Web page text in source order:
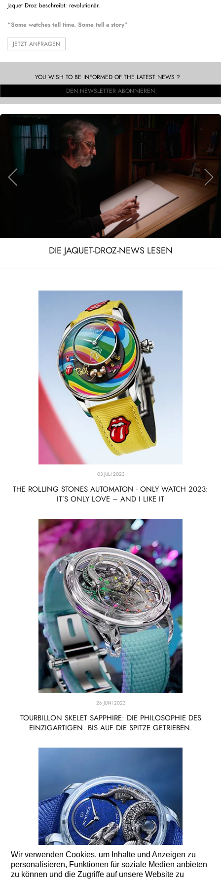
Wir verwenden Cookies, um Inhalte und Anzeigen zu
personalisieren, Funktionen für soziale Medien anbieten
zu können und die Zugriffe auf unsere Website zu
Jaquet Droz beschreibt: revolutionär.
“Some watches tell time. Some tell a story”
JETZT ANFRAGEN
YOU WISH TO BE INFORMED OF THE LATEST NEWS ?
DEN NEWSLETTER ABONNIEREN
DIE JAQUET-DROZ-NEWS LESEN
03 JULI 2023
THE ROLLING STONES AUTOMATON - ONLY WATCH 2023:
IT’S ONLY LOVE – AND I LIKE IT
26 JUNI 2023
TOURBILLON SKELET SAPPHIRE: DIE PHILOSOPHIE DES
EINZIGARTIGEN. BIS AUF DIE SPITZE GETRIEBEN.